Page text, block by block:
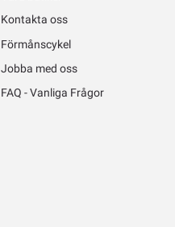
Kontakta oss
Förmånscykel
Jobba med oss
FAQ - Vanliga Frågor